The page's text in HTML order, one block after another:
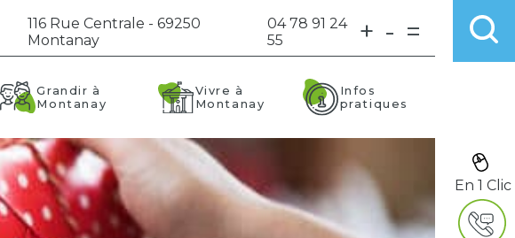
116 Rue Centrale - 69250
Montanay
04 78 91 24
55
+ - =
Grandir à
Montanay
Vivre à
Montanay
Infos
pratiques
En 1 Clic